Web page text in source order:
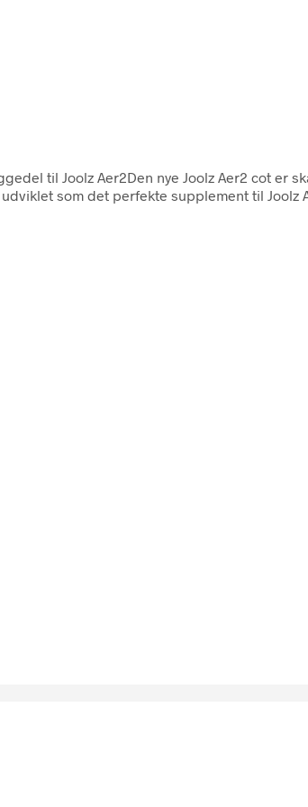
til Joolz Aer2Den nye Joolz Aer2 cot er
som det perfekte supplement til Joolz